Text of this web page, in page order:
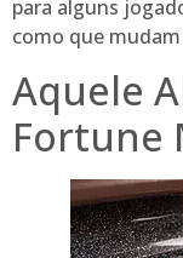
para alguns
como que mudam
Aquele
Fortune